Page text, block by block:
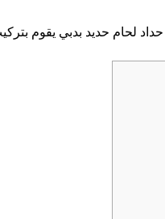
حداد لحام حديد بدبي يقوم